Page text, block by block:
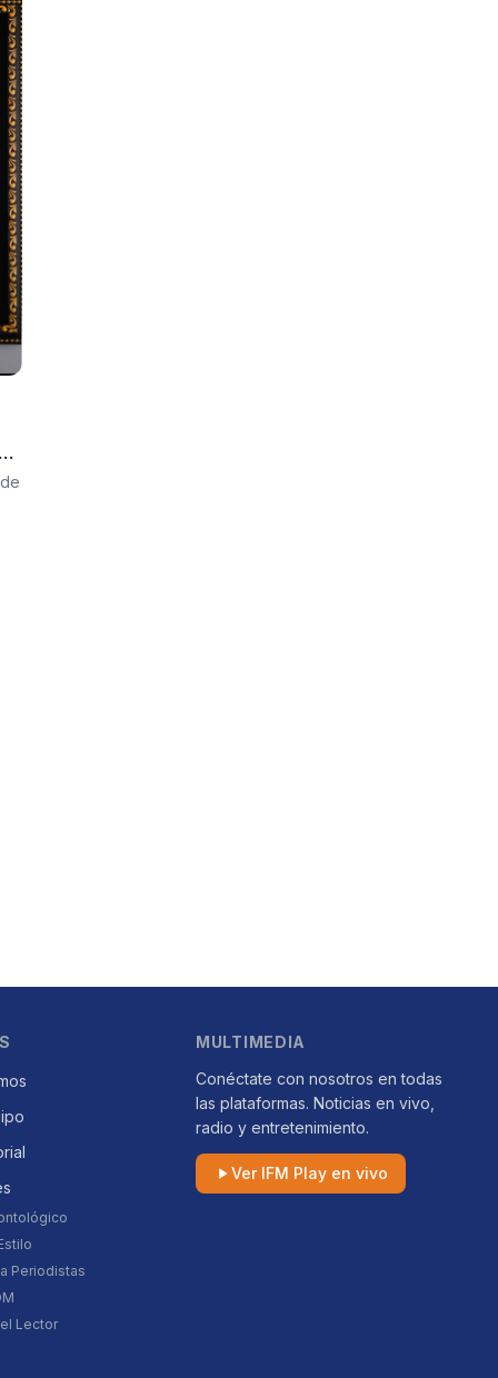
Periodistas
Lector
MULTIMEDIA
Conéctate con nosotros en todas
las plataformas. Noticias en vivo,
radio y entretenimiento.
Ver IFM Play en vivo